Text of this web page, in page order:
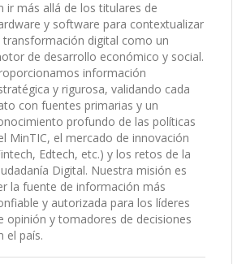
ir más allá de los titulares de
y software para contextualizar
transformación digital como un
de desarrollo económico y social.
información
y rigurosa, validando cada
con fuentes primarias y un
profundo de las políticas
MinTIC, el mercado de innovación
Edtech, etc.) y los retos de la
Digital. Nuestra misión es
la fuente de información más
y autorizada para los líderes
opinión y tomadores de decisiones
el país.